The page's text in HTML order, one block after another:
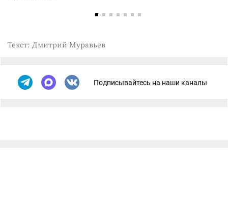
Текст: Дмитрий Муравьев
Подписывайтесь на наши каналы